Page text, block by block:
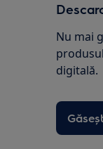
Nu mai
digitală.